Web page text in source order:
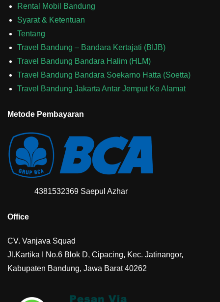
Rental Mobil Bandung
Syarat & Ketentuan
Tentang
Travel Bandung – Bandara Kertajati (BIJB)
Travel Bandung Bandara Halim (HLM)
Travel Bandung Bandara Soekarno Hatta (Soetta)
Travel Bandung Jakarta Antar Jemput Ke Alamat
Metode Pembayaran
4381532369 Saepul Azhar
Office
CV. Vanjava Squad
Jl.Kartika I No.6 Blok D, Cipacing, Kec. Jatinangor,
Kabupaten Bandung, Jawa Barat 40262